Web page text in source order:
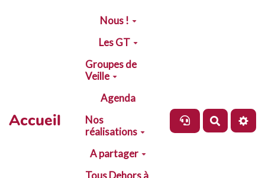
Aller au contenu principal
Accueil
Nous !
Les GT
Groupes de
Veille
Agenda
Nos
réalisations
A partager
Tous Dehors à